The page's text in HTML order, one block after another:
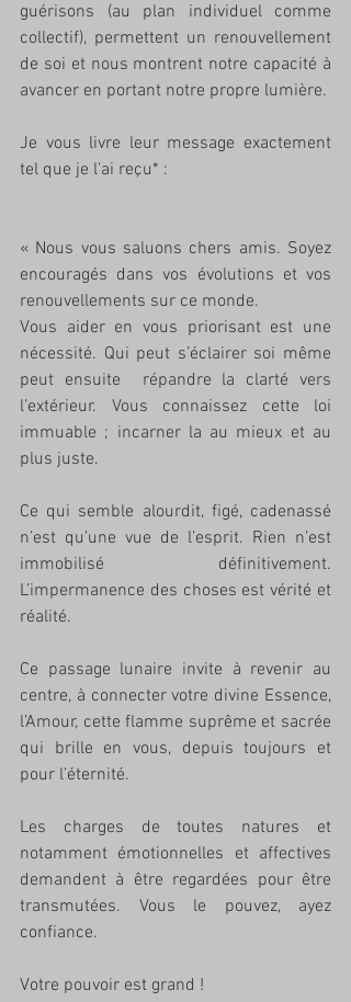
guérisons (au plan individuel comme
collectif), permettent un renouvellement
de soi et nous montrent notre capacité à
avancer en portant notre propre lumière.
Je vous livre leur message exactement
tel que je l'ai reçu* :
« Nous vous saluons chers amis. Soyez
encouragés dans vos évolutions et vos
renouvellements sur ce monde.
Vous aider en vous priorisant est une
nécessité. Qui peut s’éclairer soi même
peut ensuite  répandre la clarté vers
l’extérieur. Vous connaissez cette loi
immuable ; incarner la au mieux et au
plus juste.
Ce qui semble alourdit, figé, cadenassé
n’est qu’une vue de l’esprit. Rien n’est
immobilisé définitivement.
L’impermanence des choses est vérité et
réalité.
Ce passage lunaire invite à revenir au
centre, à connecter votre divine Essence,
l’Amour, cette flamme suprême et sacrée
qui brille en vous, depuis toujours et
pour l’éternité.
Les charges de toutes natures et
notamment émotionnelles et affectives
demandent à être regardées pour être
transmutées. Vous le pouvez, ayez
confiance.
Votre pouvoir est grand !